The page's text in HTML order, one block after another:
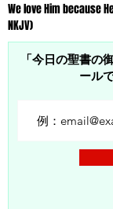
We love Him because
NKJV)
「今日の聖書の
ール